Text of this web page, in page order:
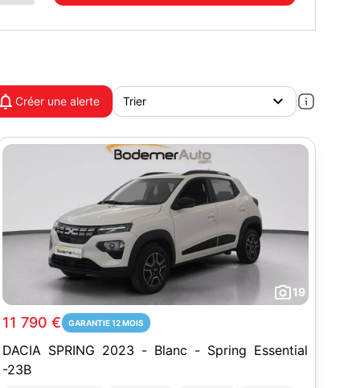
Créer une alerte
19
11 790 € GARANTIE 12 MOIS
DACIA SPRING 2023 - Blanc - Spring Essential
-23B